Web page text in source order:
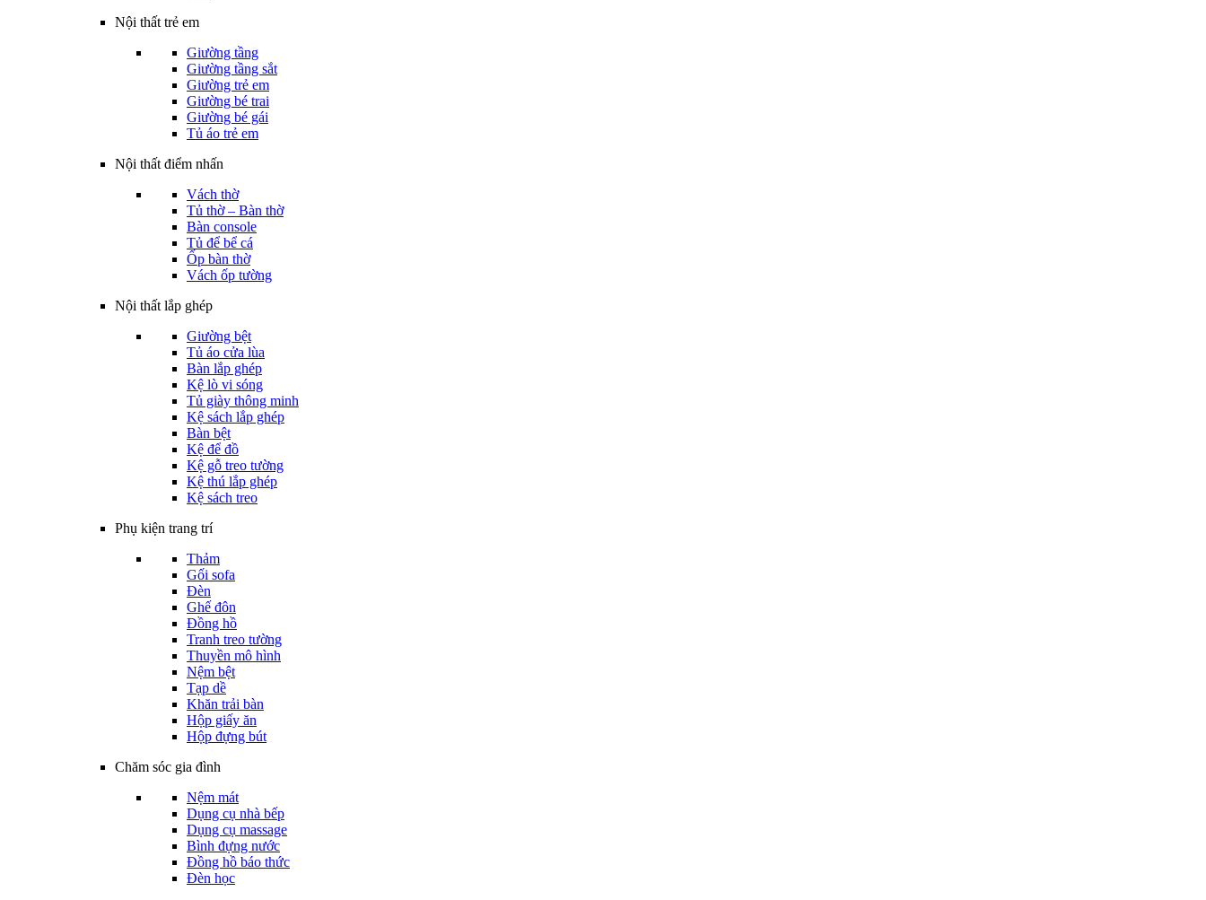
Nội thất trẻ em
Giường tầng
Giường tầng sắt
Giường trẻ em
Giường bé trai
Giường bé gái
Tủ áo trẻ em
Nội thất điểm nhấn
Vách thờ
Tủ thờ – Bàn thờ
Bàn console
Tủ để bể cá
Ốp bàn thờ
Vách ốp tường
Nội thất lắp ghép
Giường bệt
Tủ áo cửa lùa
Bàn lắp ghép
Kệ lò vi sóng
Tủ giày thông minh
Kệ sách lắp ghép
Bàn bệt
Kệ để đồ
Kệ gỗ treo tường
Kệ thú lắp ghép
Kệ sách treo
Phụ kiện trang trí
Thảm
Gối sofa
Đèn
Ghế đôn
Đồng hồ
Tranh treo tường
Thuyền mô hình
Nệm bệt
Tạp dề
Khăn trải bàn
Hộp giấy ăn
Hộp đựng bút
Chăm sóc gia đình
Nệm mát
Dụng cụ nhà bếp
Dụng cụ massage
Bình đựng nước
Đồng hồ báo thức
Đèn học